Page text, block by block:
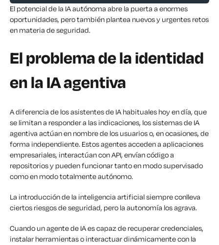
El potencial de la IA autónoma abre la puerta a enormes
oportunidades, pero también plantea nuevos y urgentes retos
en materia de seguridad.
El problema de la identidad
en la IA agentiva
A diferencia de los asistentes de IA habituales hoy en día, que
se limitan a responder a las indicaciones, los sistemas de IA
agentiva actúan en nombre de los usuarios o, en ocasiones, de
forma independiente. Estos agentes acceden a aplicaciones
empresariales, interactúan con API, envían código a
repositorios y pueden funcionar tanto en modo supervisado
como en modo totalmente autónomo.
La introducción de la inteligencia artificial siempre conlleva
ciertos riesgos de seguridad, pero la autonomía los agrava.
Cuando un agente de IA es capaz de recuperar credenciales,
instalar herramientas o interactuar dinámicamente con la